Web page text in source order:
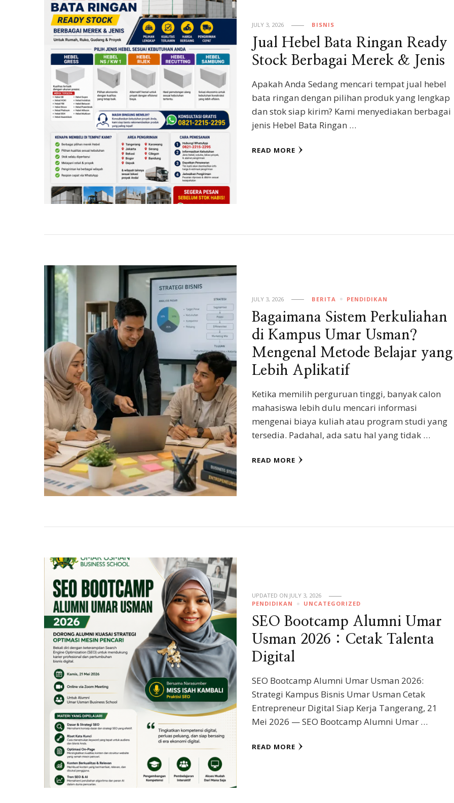
JULY 3, 2026 BISNIS
Jual Hebel Bata Ringan Ready
Stock Berbagai Merek & Jenis
Apakah Anda Sedang mencari tempat jual hebel
bata ringan dengan pilihan produk yang lengkap
dan stok siap kirim? Kami menyediakan berbagai
jenis Hebel Bata Ringan …
READ MORE
JULY 3, 2026 BERITA PENDIDIKAN
Bagaimana Sistem Perkuliahan
di Kampus Umar Usman?
Mengenal Metode Belajar yang
Lebih Aplikatif
Ketika memilih perguruan tinggi, banyak calon
mahasiswa lebih dulu mencari informasi
mengenai biaya kuliah atau program studi yang
tersedia. Padahal, ada satu hal yang tidak …
READ MORE
UPDATED ON JULY 3, 2026
PENDIDIKAN
UNCATEGORIZED
SEO Bootcamp Alumni Umar
Usman 2026 : Cetak Talenta
Digital
SEO Bootcamp Alumni Umar Usman 2026:
Strategi Kampus Bisnis Umar Usman Cetak
Entrepreneur Digital Siap Kerja Tangerang, 21
Mei 2026 — SEO Bootcamp Alumni Umar …
READ MORE